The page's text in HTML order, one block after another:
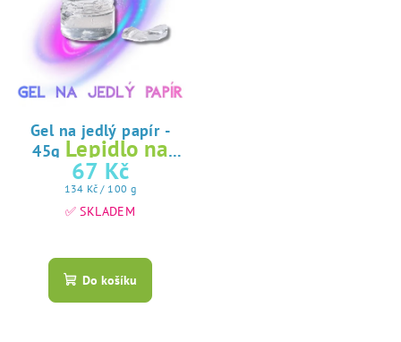
Gel na jedlý papír -
45g Lepidlo na
jedlý papír
67 Kč
Měrná
cena:
134 Kč / 100 g
✅ SKLADEM
hodnocení
produktu
Do košíku